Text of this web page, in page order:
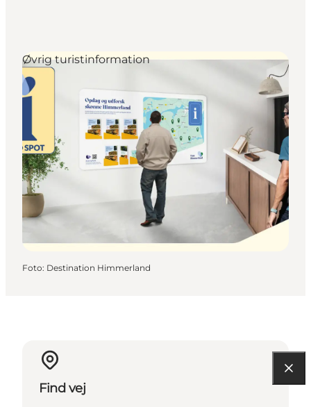
Øvrig turistinformation
Foto: Destination Himmerland
Find vej